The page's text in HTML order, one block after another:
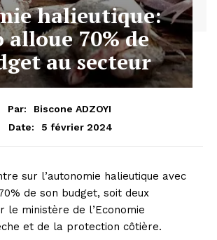
halieutique:
alloue 70% de
au secteur
Par:
Biscone ADZOYI
Date:
5 février 2024
sur l’autonomie halieutique avec
de son budget, soit deux
le ministère de l’Economie
et de la protection côtière.